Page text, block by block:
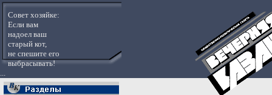
Совет хозяйке:
Если вам
надоел ваш
старый кот,
не спешите его
выбрасывать!
...